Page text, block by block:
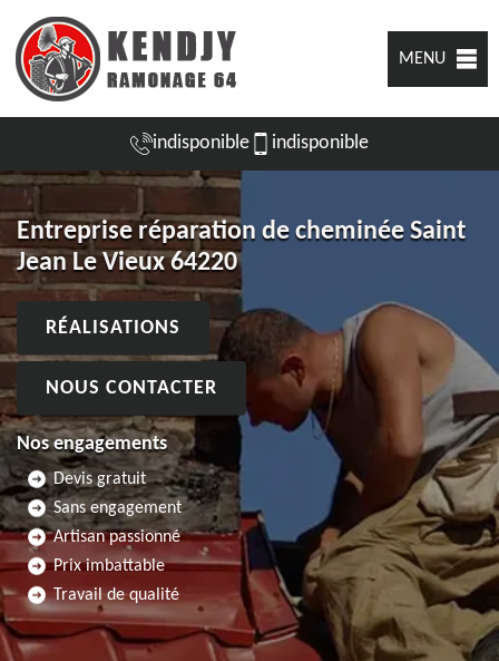
MENU
indisponible indisponible
Entreprise réparation de cheminée Saint
Jean Le Vieux 64220
RÉALISATIONS
NOUS CONTACTER
Nos engagements
Devis gratuit
Sans engagement
Artisan passionné
Prix imbattable
Travail de qualité